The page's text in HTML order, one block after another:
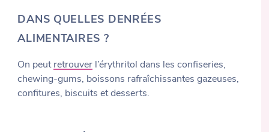
DANS QUELLES DENRÉES
ALIMENTAIRES ?
On peut retrouver l’érythritol dans les confiseries,
chewing-gums, boissons rafraîchissantes gazeuses,
confitures, biscuits et desserts.